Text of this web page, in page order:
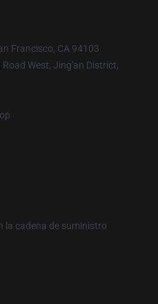
Francisco, CA 94103
West, Jing'an District,
la cadena de suministro